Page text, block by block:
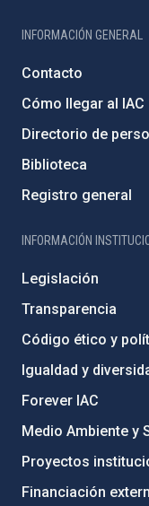
INFORMACIÓN GENERAL
Contacto
Cómo llegar al IAC
Directorio de
Biblioteca
Registro general
INFORMACIÓN
Legislación
Transparencia
Código ético y
Igualdad y
Forever IAC
Medio Ambiente y
Proyectos
Financiación